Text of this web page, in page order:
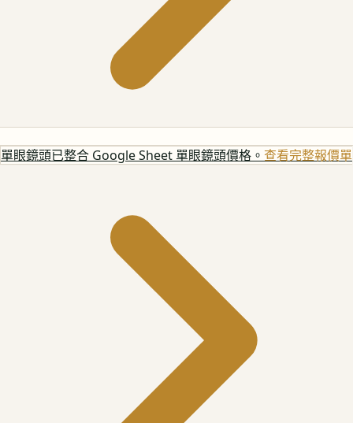
單眼鏡頭已整合 Google Sheet 單眼鏡頭價格。 查看完整報價單